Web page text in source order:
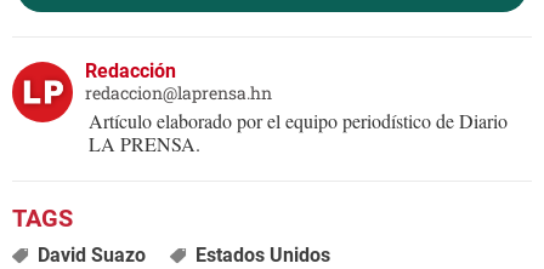
Redacción
redaccion@laprensa.hn
Artículo elaborado por el equipo periodístico de Diario
LA PRENSA.
David Suazo Estados Unidos